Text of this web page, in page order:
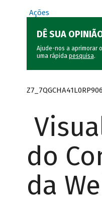
Ações
DÊ SUA
Ajude-nos a aprimorar
uma rápida pesquisa.
do
da